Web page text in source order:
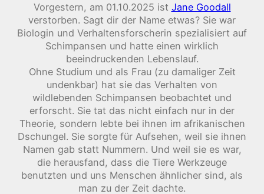
Vorgestern, am 01.10.2025 ist Jane Goodall
verstorben. Sagt dir der Name etwas? Sie war
Biologin und Verhaltensforscherin spezialisiert auf
Schimpansen und hatte einen wirklich
beeindruckenden Lebenslauf.
Ohne Studium und als Frau (zu damaliger Zeit
undenkbar) hat sie das Verhalten von
wildlebenden Schimpansen beobachtet und
erforscht. Sie tat das nicht einfach nur in der
Theorie, sondern lebte bei ihnen im afrikanischen
Dschungel. Sie sorgte für Aufsehen, weil sie ihnen
Namen gab statt Nummern. Und weil sie es war,
die herausfand, dass die Tiere Werkzeuge
benutzten und uns Menschen ähnlicher sind, als
man zu der Zeit dachte.